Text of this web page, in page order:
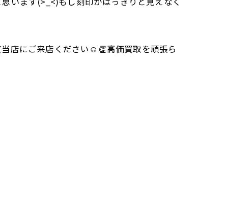
店にご来店ください☺️👏高価買取を頑張ら